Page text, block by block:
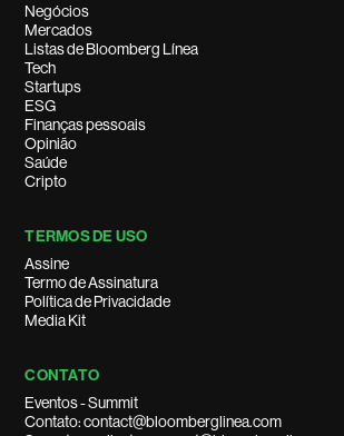
Negócios
Mercados
Listas de Bloomberg Línea
Tech
Startups
ESG
Finanças pessoais
Opinião
Saúde
Cripto
TERMOS DE USO
Assine
Termo de Assinatura
Política de Privacidade
Media Kit
CONTATO
Eventos - Summit
Contato: contact@bloomberglinea.com